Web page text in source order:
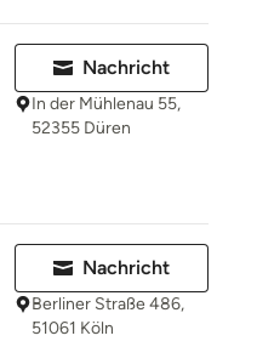
Nachricht
In der Mühlenau 55,
52355 Düren
Nachricht
Berliner Straße 486,
51061 Köln